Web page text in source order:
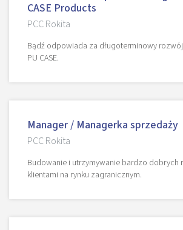
CASE Products
PCC Rokita
Bądź odpowiada za długoterminowy
PU CASE.
Manager / Managerka sprzedaży
PCC Rokita
Budowanie i utrzymywanie bardzo dobrych
klientami na rynku zagranicznym.